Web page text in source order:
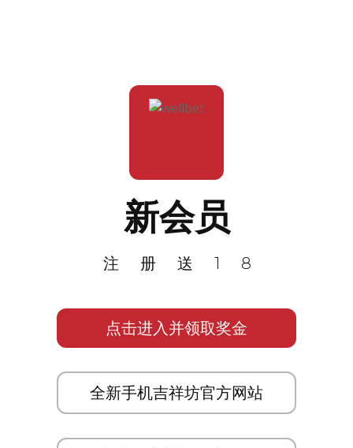
新会员
注册送18
点击进入并领取奖金
全新手机吉祥坊官方网站